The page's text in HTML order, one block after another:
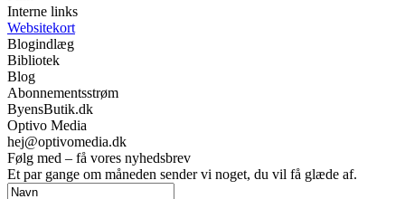
Interne links
Websitekort
Blogindlæg
Bibliotek
Blog
Abonnementsstrøm
ByensButik.dk
Optivo Media
hej@optivomedia.dk
Følg med – få vores nyhedsbrev
Et par gange om måneden sender vi noget, du vil få glæde af.